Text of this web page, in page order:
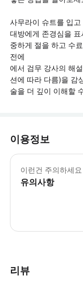
사무라이 슈트를 입
대방에게 존경심을
중하게 절을 하고 수
전에
에서 검무 강사의 해
션에 따라 다름)을 감
술을 더 깊이 이해할
이용정보
이런건 주의하세요
유의사항
리뷰